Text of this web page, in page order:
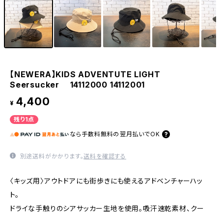
【NEWERA】KIDS ADVENTUTE LIGHT
Seersucker 14112000 14112001
¥ 4,400
残り1点
なら 手数料無料の 翌月払いでOK
別途送料がかかります。送料を確認する
〈キッズ用〉アウトドアにも街歩きにも使えるアドベンチャーハッ
ト。
ドライな手触りのシアサッカー生地を使用。吸汗速乾素材、クー